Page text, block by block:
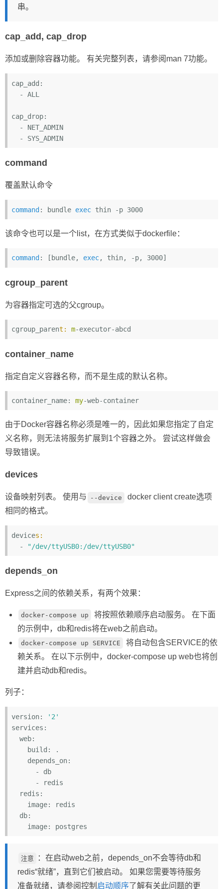
串。
cap_add, cap_drop
添加或删除容器功能。 有关完整列表，请参阅man 7功能。
cap_add:
  -
ALL
cap_drop:
  -
  -
command
覆盖默认命令
command : bundle exec
该命令也可以是一个list，在方式类似于dockerfile：
command : [bundle, exec
cgroup_parent
为容器指定可选的父cgroup。
cgroup_parent: m
container_name
指定自定义容器名称，而不是生成的默认名称。
container_name: my
由于Docker容器名称必须是唯一的，因此如果您指定了自定
义名称，则无法将服务扩展到1个容器之外。 尝试这样做会
导致错误。
devices
设备映射列表。 使用与 --device
docker client create选项
相同的格式。
devices:
  -
"/dev/ttyUSB0:/dev/ttyUSB0"
depends_on
Express之间的依赖关系，有两个效果：
docker-compose up
将按照依赖顺序启动服务。 在下面
的示例中，db和redis将在web之前启动。
docker-compose up SERVICE
将自动包含SERVICE的依
赖关系。 在以下示例中，docker-compose up web也将创
建并启动db和redis。
列子：
version:
'2'
services:
  web:
    build:
    depends_on:
      -
      -
  redis:
    image:
  db:
    image:
注意
：在启动web之前，depends_on不会等待db和
redis“就绪”，直到它们被启动。 如果您需要等待服务
准备就绪，请参阅控制 启动顺序了解有关此问题的更